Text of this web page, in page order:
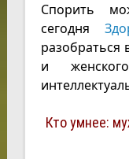
Спорить
сегодня
разобраться
и
Кто умнее: